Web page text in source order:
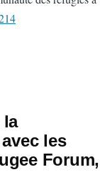
la
les
Forum,